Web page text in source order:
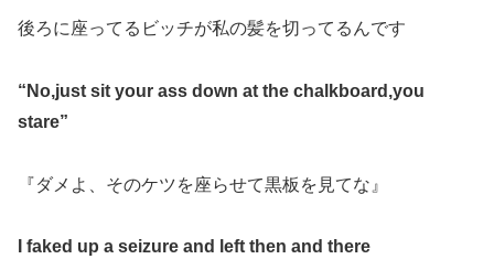
後ろに座ってるビッチが私の髪を切ってるんです
“No,just sit your ass down at the chalkboard ,you
stare”
『ダメよ、そのケツを座らせて黒板を見てな』
I faked up a seizure and left then and there